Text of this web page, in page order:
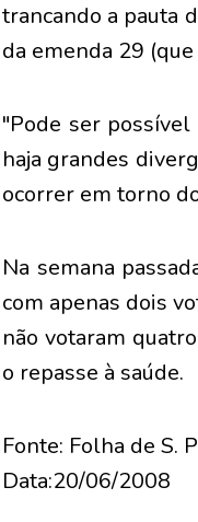
trancando a pauta
da emenda 29
"Pode ser
haja grandes
ocorrer em torno
Na semana
com apenas dois
não votaram
o repasse à saúde.
Fonte: Folha de S.
Data:20/06/2008